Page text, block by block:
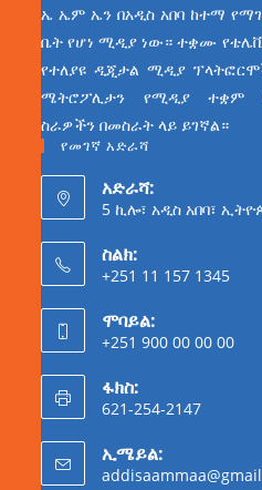
ኤ ኤም ኤን በአዲስ አበባ ከተማ
ቤት የሆነ ሚዲያ ነው። ተቋሙ
የተለያዩ ዲጂታል ሚዲያ
ሜትሮፖሊታን የሚዲያ ተቋም
ስራዎችን በመስራት ላይ ይገኛል።
የመገኛ አድራሻ
አድራሻ:
5 ኪሎ፣ አዲስ አበባ፣
ስልክ:
+251 11 157 1345
ሞባይል:
+251 900 00 00 00
ፋክስ:
621-254-2147
ኢሜይል: